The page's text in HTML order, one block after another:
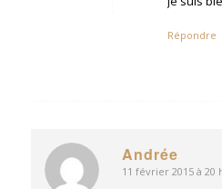
Répondre
Andrée
dit
11 février 2015 à 20